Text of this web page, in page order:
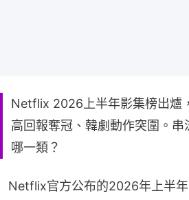
Netflix 2026上半年影集榜出爐
高回報奪冠、韓劇動作突圍。
哪一類？
Netflix官方公布的2026年上半